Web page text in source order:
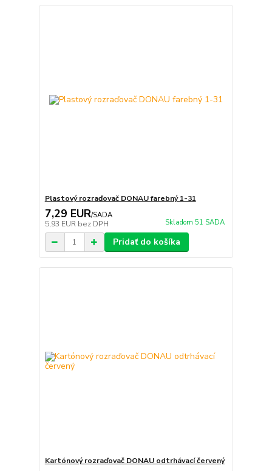
Plastový rozraďovač DONAU farebný 1-31
7,29 EUR/SADA
5,93 EUR bez DPH Skladom 51 SADA
Pridať do košíka
Kartónový rozraďovač DONAU odtrhávací červený